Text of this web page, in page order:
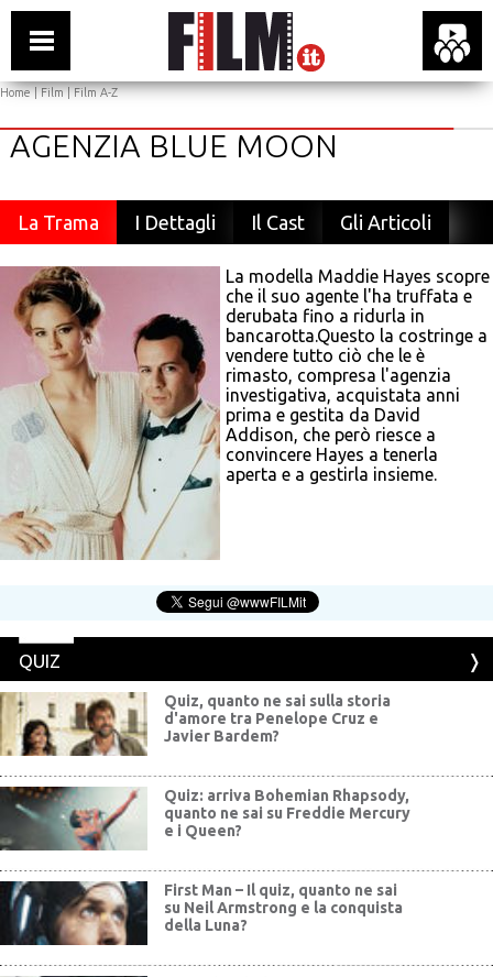
Home|Film|Film A-Z
AGENZIA BLUE MOON
La Trama I Dettagli Il Cast Gli Articoli
La modella Maddie Hayes scopre
che il suo agente l'ha truffata e
derubata fino a ridurla in
bancarotta.Questo la costringe a
vendere tutto ciò che le è
rimasto, compresa l'agenzia
investigativa, acquistata anni
prima e gestita da David
Addison, che però riesce a
convincere Hayes a tenerla
aperta e a gestirla insieme.
QUIZ
Quiz, quanto ne sai sulla storia
d'amore tra Penelope Cruz e
Javier Bardem?
Quiz: arriva Bohemian Rhapsody,
quanto ne sai su Freddie Mercury
e i Queen?
First Man – Il quiz, quanto ne sai
su Neil Armstrong e la conquista
della Luna?